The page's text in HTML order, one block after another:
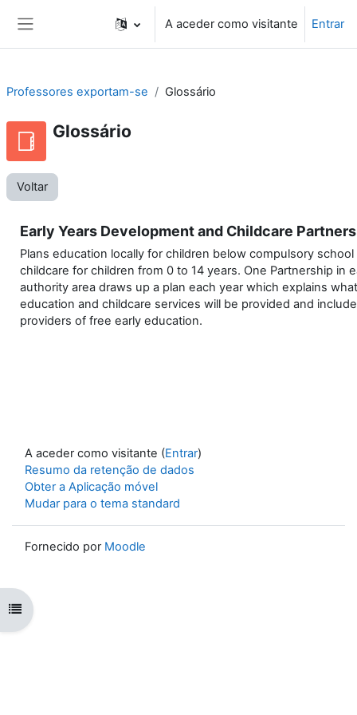
A aceder como visitante Entrar
Abrir índice da disciplina
Professores exportam-se Glossário
Glossário
Voltar
Early Years Development and Childcare
Plans education locally for children below compulsory school
childcare for children from 0 to 14 years. One Partnership in
authority area draws up a plan each year which explains
education and childcare services will be provided and
providers of free early education.
A aceder como visitante (Entrar)
Resumo da retenção de dados
Obter a Aplicação móvel
Mudar para o tema standard
Fornecido por Moodle